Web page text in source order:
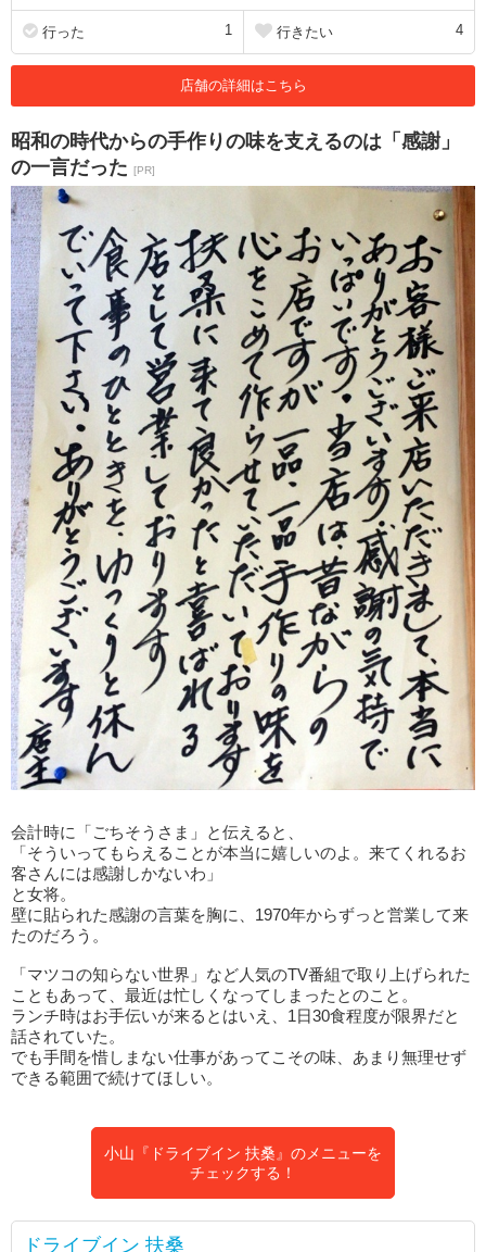
行った 1 行きたい 4
店舗の詳細はこちら
昭和の時代からの手作りの味を支えるのは「感謝」
の一言だった [PR]
会計時に「ごちそうさま」と伝えると、
「そういってもらえることが本当に嬉しいのよ。来てくれるお
客さんには感謝しかないわ」
と女将。
壁に貼られた感謝の言葉を胸に、1970年からずっと営業して来
たのだろう。
「マツコの知らない世界」など人気のTV番組で取り上げられた
こともあって、最近は忙しくなってしまったとのこと。
ランチ時はお手伝いが来るとはいえ、1日30食程度が限界だと
話されていた。
でも手間を惜しまない仕事があってこその味、あまり無理せず
できる範囲で続けてほしい。
小山『ドライブイン 扶桑』のメニューを
チェックする！
ドライブイン 扶桑